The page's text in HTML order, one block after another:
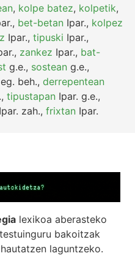
, kolpe batez, kolpetik,
, bet-betan Ipar., kolpez
Ipar.,tipuski Ipar.,
, zankez Ipar., bat-
g.e., sostean g.e.,
beh.,derrepentean
,tipustapan Ipar. g.e.,
Ipar. zah.,frixtan Ipar.
lexikoa aberasteko
bakoitzak
laguntzeko.